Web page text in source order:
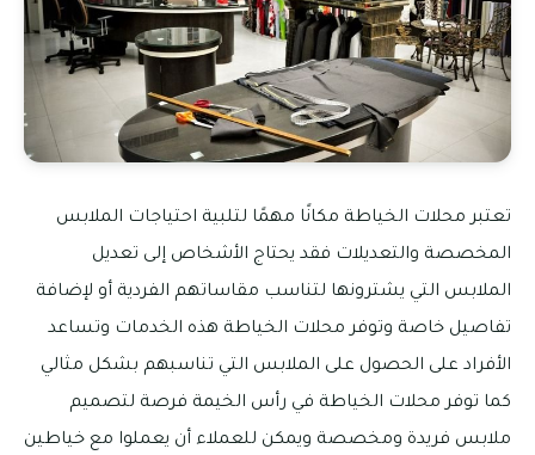
تعتبر محلات الخياطة مكانًا مهمًا لتلبية احتياجات الملابس
المخصصة والتعديلات فقد يحتاج الأشخاص إلى تعديل
الملابس التي يشترونها لتناسب مقاساتهم الفردية أو لإضافة
تفاصيل خاصة وتوفر محلات الخياطة هذه الخدمات وتساعد
الأفراد على الحصول على الملابس التي تناسبهم بشكل مثالي
كما توفر محلات الخياطة في رأس الخيمة فرصة لتصميم
ملابس فريدة ومخصصة ويمكن للعملاء أن يعملوا مع خياطين